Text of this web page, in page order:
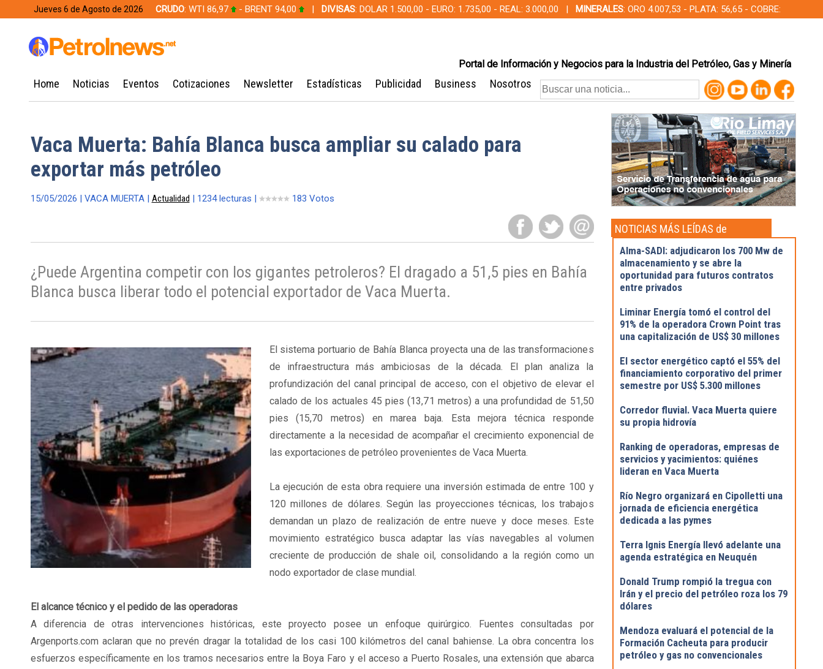
Jueves 6 de Agosto de 2026 CRUDO: WTI 86,97 - BRENT 94,00 | DIVISAS: DOLAR 1.500,00 - EURO: 1.735,00 - REAL: 3.000,00 | MINERALES: ORO 4.007,53 - PLATA: 56,65 - COBRE:
Portal de Información y Negocios para la Industria del Petróleo, Gas y Minería
Home Noticias Eventos Cotizaciones Newsletter Estadísticas Publicidad Business Nosotros
Vaca Muerta: Bahía Blanca busca ampliar su calado para
exportar más petróleo
15/05/2026 | VACA MUERTA | Actualidad | 1234 lecturas | 183 Votos
¿Puede Argentina competir con los gigantes petroleros? El dragado a 51,5 pies en Bahía
Blanca busca liberar todo el potencial exportador de Vaca Muerta.
El sistema portuario de Bahía Blanca proyecta una de las transformaciones
de infraestructura más ambiciosas de la década. El plan analiza la
profundización del canal principal de acceso, con el objetivo de elevar el
calado de los actuales 45 pies (13,71 metros) a una profundidad de 51,50
pies (15,70 metros) en marea baja. Esta mejora técnica responde
directamente a la necesidad de acompañar el crecimiento exponencial de
las exportaciones de petróleo provenientes de Vaca Muerta.
La ejecución de esta obra requiere una inversión estimada de entre 100 y
120 millones de dólares. Según las proyecciones técnicas, los trabajos
demandan un plazo de realización de entre nueve y doce meses. Este
movimiento estratégico busca adaptar las vías navegables al volumen
creciente de producción de shale oil, consolidando a la región como un
nodo exportador de clase mundial.
El alcance técnico y el pedido de las operadoras
A diferencia de otras intervenciones históricas, este proyecto posee un enfoque quirúrgico. Fuentes consultadas por
Argenports.com aclaran que no prevén dragar la totalidad de los casi 100 kilómetros del canal bahiense. La obra concentra los
esfuerzos específicamente en los tramos necesarios entre la Boya Faro y el acceso a Puerto Rosales, una extensión que abarca
NOTICIAS MÁS LEÍDAS de
Actualidad
Alma-SADI: adjudicaron los 700 Mw de
almacenamiento y se abre la
oportunidad para futuros contratos
entre privados
Liminar Energía tomó el control del
91% de la operadora Crown Point tras
una capitalización de US$ 30 millones
El sector energético captó el 55% del
financiamiento corporativo del primer
semestre por US$ 5.300 millones
Corredor fluvial. Vaca Muerta quiere
su propia hidrovía
Ranking de operadoras, empresas de
servicios y yacimientos: quiénes
lideran en Vaca Muerta
Río Negro organizará en Cipolletti una
jornada de eficiencia energética
dedicada a las pymes
Terra Ignis Energía llevó adelante una
agenda estratégica en Neuquén
Donald Trump rompió la tregua con
Irán y el precio del petróleo roza los 79
dólares
Mendoza evaluará el potencial de la
Formación Cacheuta para producir
petróleo y gas no convencionales